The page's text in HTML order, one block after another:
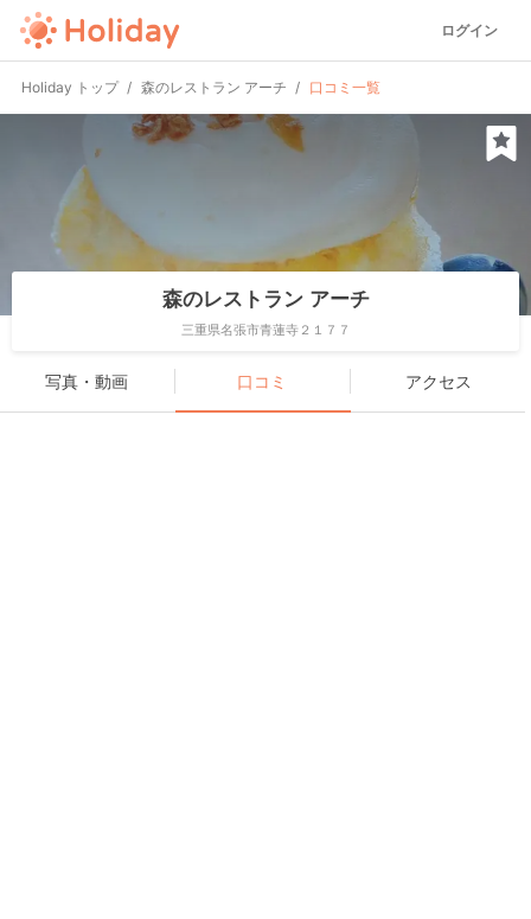
ログイン
Holiday トップ 森のレストラン アーチ 口コミ一覧
森のレストラン アーチ
三重県名張市青蓮寺２１７７
写真・動画 口コミ アクセス